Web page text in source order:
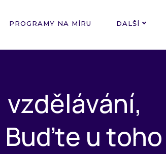
PROGRAMY NA MÍRU DALŠÍ
vzdělávání,
Buďte utoho